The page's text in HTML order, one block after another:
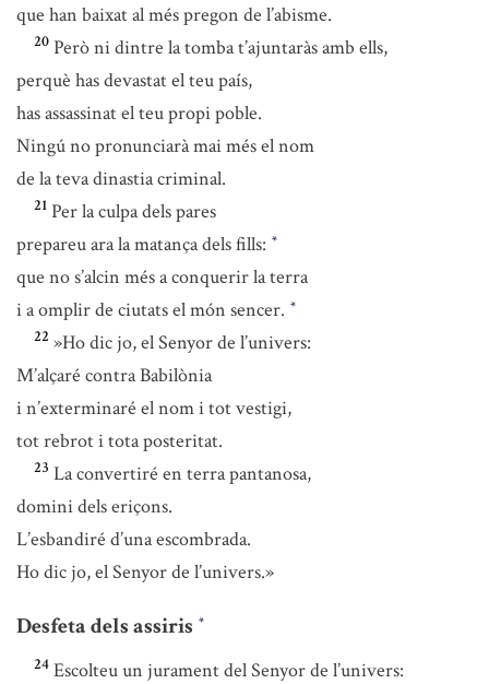
que han baixat al més pregon de l’abisme.
20 Però ni dintre la tomba t’ajuntaràs amb ells,
perquè has devastat el teu país,
has assassinat el teu propi poble.
Ningú no pronunciarà mai més el nom
de la teva dinastia criminal.
21 Per la culpa dels pares
prepareu ara la matança dels fills: *
que no s’alcin més a conquerir la terra
i a omplir de ciutats el món sencer. *
22 »Ho dic jo, el Senyor de l’univers:
M’alçaré contra Babilònia
i n’exterminaré el nom i tot vestigi,
tot rebrot i tota posteritat.
23 La convertiré en terra pantanosa,
domini dels eriçons.
L’esbandiré d’una escombrada.
Ho dic jo, el Senyor de l’univers.»
Desfeta dels assiris *
24 Escolteu un jurament del Senyor de l’univers: